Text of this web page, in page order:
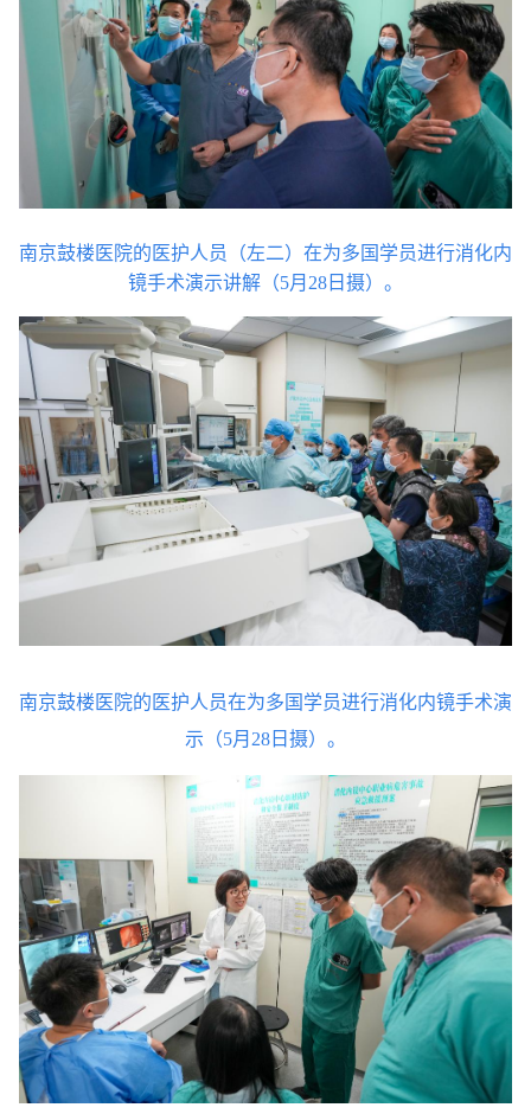
南京鼓楼医院的医护人员（左二）在为多国学员进行消化内
镜手术演示讲解（5月28日摄）。
南京鼓楼医院的医护人员在为多国学员进行消化内镜手术演
示（5月28日摄）。